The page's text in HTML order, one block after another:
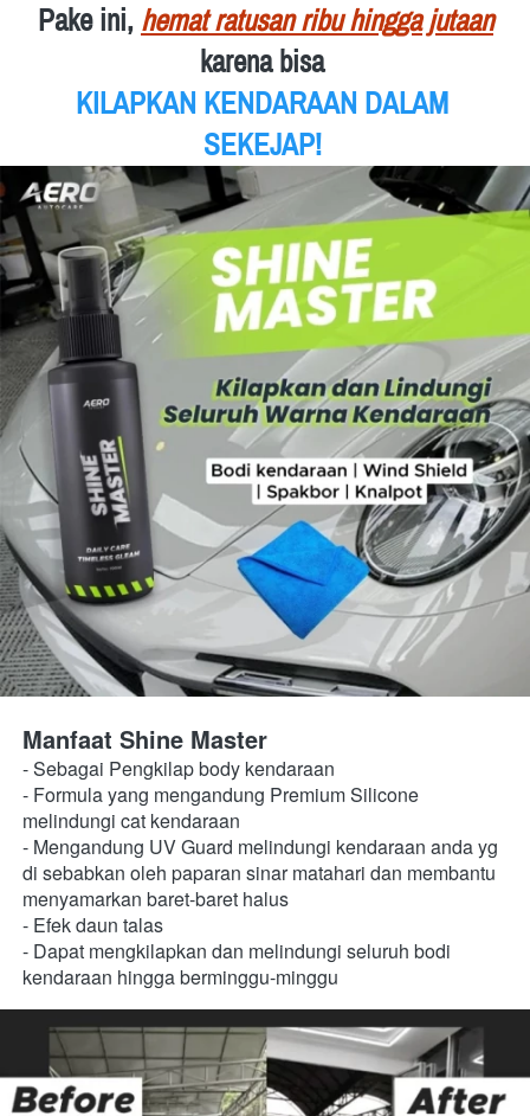
Pake ini, hemat ratusan ribu hingga jutaan
karena bisa
KILAPKAN KENDARAAN DALAM
SEKEJAP!
Manfaat Shine Master
- Sebagai Pengkilap body kendaraan
- Formula yang mengandung Premium Silicone
melindungi cat kendaraan
- Mengandung UV Guard melindungi kendaraan anda yg
di sebabkan oleh paparan sinar matahari dan membantu
menyamarkan baret-baret halus
- Efek daun talas
- Dapat mengkilapkan dan melindungi seluruh bodi
kendaraan hingga berminggu-minggu